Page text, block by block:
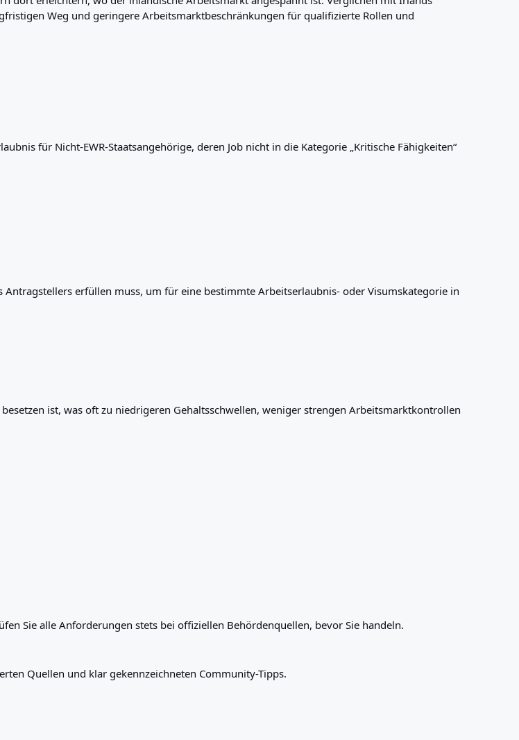
Weg und geringere Arbeitsmarktbeschränkungen für qualifizierte Rollen und
für Nicht-EWR-Staatsangehörige, deren Job nicht in die Kategorie „Kritische Fähigkeiten“
erfüllen muss, um für eine bestimmte Arbeitserlaubnis- oder Visumskategorie in
ist, was oft zu niedrigeren Gehaltsschwellen, weniger strengen Arbeitsmarktkontrollen
Sie alle Anforderungen stets bei offiziellen Behördenquellen, bevor Sie handeln.
Quellen und klar gekennzeichneten Community-Tipps.